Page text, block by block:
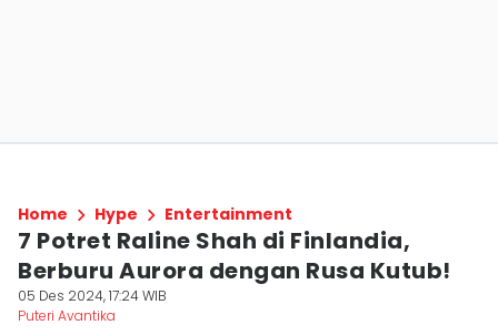
Home Hype Entertainment
7 Potret Raline Shah di Finlandia,
Berburu Aurora dengan Rusa Kutub!
05 Des 2024, 17:24 WIB
Puteri Avantika